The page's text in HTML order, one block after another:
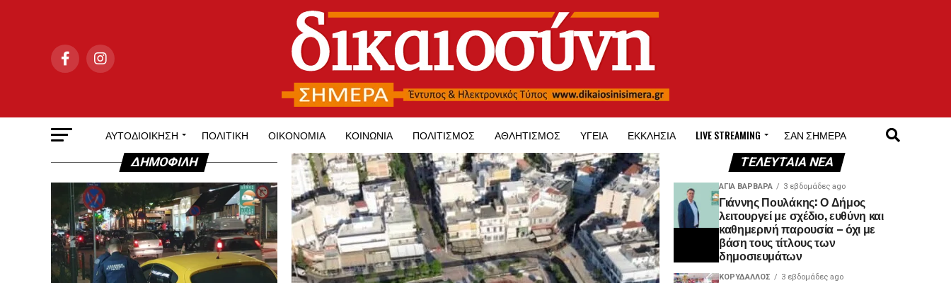
ΑΥΤΟΔΙΟΊΚΗΣΗ ΠΟΛΙΤΙΚΉ ΟΙΚΟΝΟΜΊΑ ΚΟΙΝΩΝΊΑ ΠΟΛΙΤΙΣΜΌΣ ΑΘΛΗΤΙΣΜΌΣ ΥΓΕΊΑ ΕΚΚΛΗΣΊΑ LIVE STREAMING ΣΑΝ ΣΉΜΕΡΑ
ΔΗΜΟΦΙΛΉ ΤΕΛΕΥΤΑΊΑ ΝΈΑ
ΑΓΙΑ ΒΑΡΒΑΡΑ 3 εβδομάδες ago
Γιάννης Πουλάκης: Ο Δήμος
λειτουργεί με σχέδιο, ευθύνη και
καθημερινή παρουσία – όχι με
βάση τους τίτλους των
δημοσιευμάτων
ΚΟΡΥΔΑΛΛΟΣ 3 εβδομάδες ago